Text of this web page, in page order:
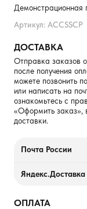
Демонстрационная
Артикул: ACCSSCP
ДОСТАВКА
Отправка заказов
после получения
можете позвонить
или написать на
ознакомьтесь с
«Оформить заказ»,
доставки.
Почта России
Яндекс.Доставка
ОПЛАТА